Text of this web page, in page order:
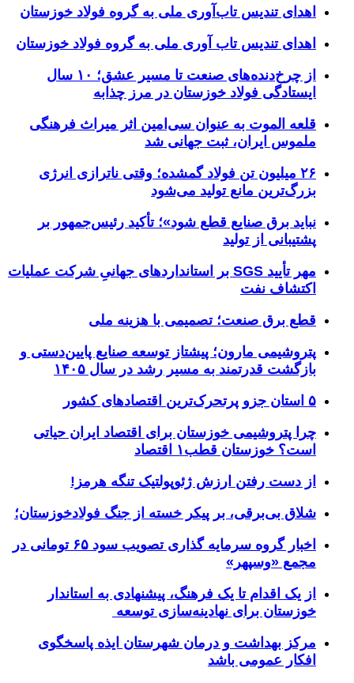
اهدای تندیس تاب‌آوری ملی به گروه فولاد خوزستان
اهدای تندیس تاب آوری ملی به گروه فولاد خوزستان
از چرخ‌دنده‌های صنعت تا مسیر عشق؛ ۱۰ سال
ایستادگی فولاد خوزستان در مرز چذابه
قلعه الموت به عنوان سی‌امین اثر میراث‌ فرهنگی
ملموس ایران، ثبت جهانی شد
۲۶ میلیون تن فولاد گمشده؛ وقتی ناترازی انرژی
بزرگ‌ترین مانع تولید می‌شود
نباید برق صنایع قطع شود»؛ تأکید رئیس‌جمهور بر
پشتیبانی از تولید
مهر تأیید SGS بر استانداردهای جهانیِ شرکت عملیات
اکتشاف نفت
قطع برق صنعت؛ تصمیمی با هزینه ملی
پتروشیمی مارون؛ پیشتاز توسعه صنایع پایین‌دستی و
بازگشت قدرتمند به مسیر رشد در سال ۱۴۰۵
۵ استان جزو پرتحرک‌ترین اقتصاد‌های کشور
چرا پتروشیمی خوزستان برای اقتصاد ایران حیاتی
است؟ خوزستان قطب۱ اقتصاد
از دست رفتن ارزش ژئوپولتیک تنگه هرمز!
شلاق‌ بی‌برقی، بر پیکر خسته‌ از جنگ فولادخوزستان؛
اخبار گروه سرمایه گذاری تصویب سود ۶۵ تومانی در
مجمع «وسپهر»
از یک اقدام تا یک فرهنگ، پیشنهادی به استاندار
خوزستان برای نهادینه‌سازی توسعه
مرکز بهداشت و درمان شهرستان ایذه پاسخگوی
افکار عمومی باشد